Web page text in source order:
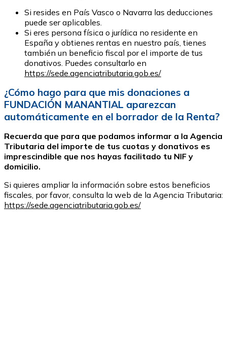
Si resides en País Vasco o Navarra las deducciones
puede ser aplicables.
Si eres persona física o jurídica no residente en
España y obtienes rentas en nuestro país, tienes
también un beneficio fiscal por el importe de tus
donativos. Puedes consultarlo en
https://sede.agenciatributaria.gob.es/
¿Cómo hago para que mis donaciones a
FUNDACIÓN MANANTIAL aparezcan
automáticamente en el borrador de la Renta?
Recuerda que para que podamos informar a la Agencia
Tributaria del importe de tus cuotas y donativos es
imprescindible que nos hayas facilitado tu NIF y
domicilio.
Si quieres ampliar la información sobre estos beneficios
fiscales, por favor, consulta la web de la Agencia Tributaria:
https://sede.agenciatributaria.gob.es/